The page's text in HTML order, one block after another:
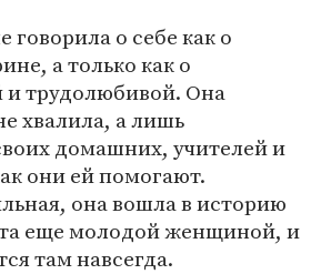
говорила о себе как о
а только как о
и трудолюбивой. Она
хвалила, а лишь
домашних, учителей и
они ей помогают.
она вошла в историю
еще молодой женщиной, и
там навсегда.